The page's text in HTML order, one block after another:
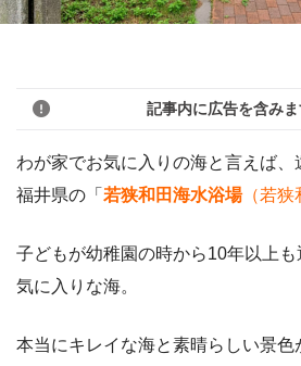
記事内に広告を含み
わが家でお気に入りの海と言えば
福井県の「 若狭和田海水浴場（若狭
子どもが幼稚園の時から10年以上
気に入りな海。
本当にキレイな海と素晴らしい景